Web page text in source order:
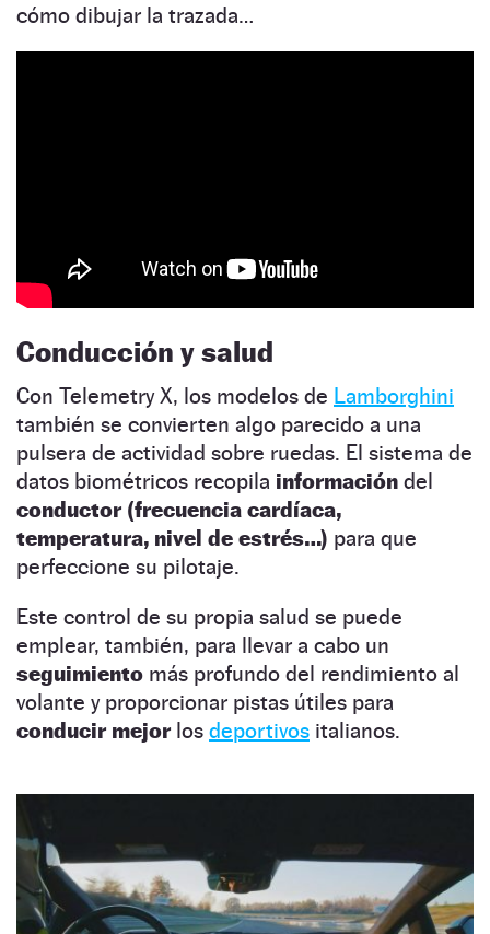
cómo dibujar la trazada…
Conducción y salud
Con Telemetry X, los modelos de Lamborghini
también se convierten algo parecido a una
pulsera de actividad sobre ruedas. El sistema de
datos biométricos recopila información del
conductor (frecuencia cardíaca,
temperatura, nivel de estrés…) para que
perfeccione su pilotaje.
Este control de su propia salud se puede
emplear, también, para llevar a cabo un
seguimiento más profundo del rendimiento al
volante y proporcionar pistas útiles para
conducir mejorlos deportivos italianos.